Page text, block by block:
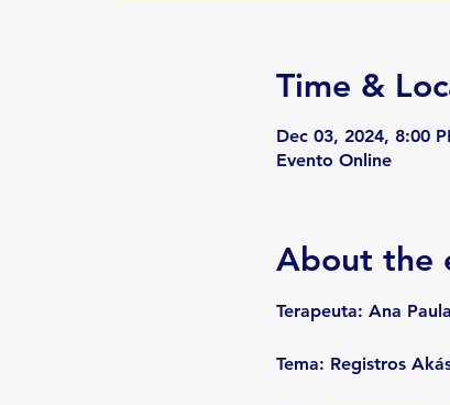
Time &
Dec 03, 2024, 8:00
Evento Online
About the
Terapeuta: Ana
Tema: Registros